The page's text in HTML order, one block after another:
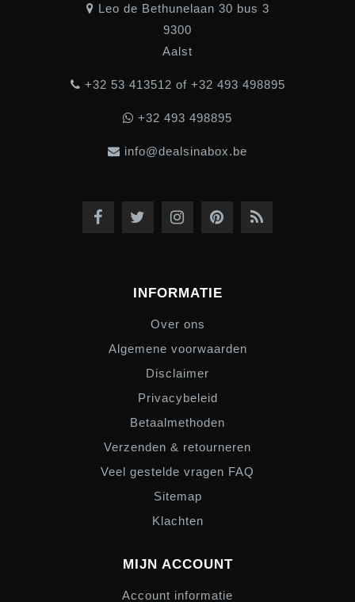
Leo de Bethunelaan 30 bus 3
9300
Aalst
+32 53 413512 of +32 493 498895
+32 493 498895
info@dealsinabox.be
INFORMATIE
Over ons
Algemene voorwaarden
Disclaimer
Privacybeleid
Betaalmethoden
Verzenden & retourneren
Veel gestelde vragen FAQ
Sitemap
Klachten
MIJN ACCOUNT
Account informatie